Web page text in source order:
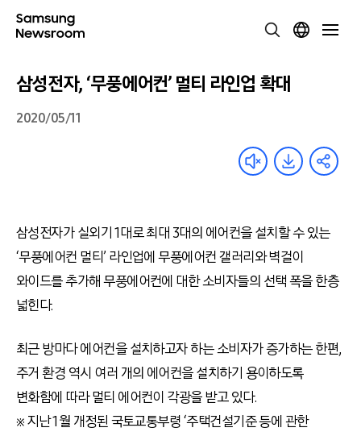
삼성전자, ‘무풍에어컨’ 멀티 라인업 확대
2020/05/11
삼성전자가 실외기 1대로 최대 3대의 에어컨을 설치할 수 있는
‘무풍에어컨 멀티’ 라인업에 무풍에어컨 갤러리와 벽걸이
와이드를 추가해 무풍에어컨에 대한 소비자들의 선택 폭을 한층
넓힌다.
최근 방마다 에어컨을 설치하고자 하는 소비자가 증가하는 한편,
주거 환경 역시 여러 개의 에어컨을 설치하기 용이하도록
변화함에 따라 멀티 에어컨이 각광을 받고 있다.
※ 지난 1월 개정된 국토교통부령 ‘주택건설기준 등에 관한